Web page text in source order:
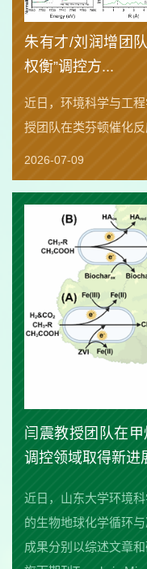
朱有才/刘润增团
权衡”调控方...
近日，环境科学与工
授团队在类芬顿催化
2026-07-09
闫震教授团队在
调控领域取得新进
近日，山东大学环境
的生物地球化学循环
成果分别以综述文章